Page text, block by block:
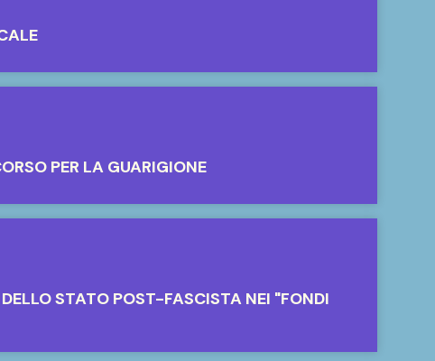
PER LA GUARIGIONE
STATO POST-FASCISTA NEI "FONDI